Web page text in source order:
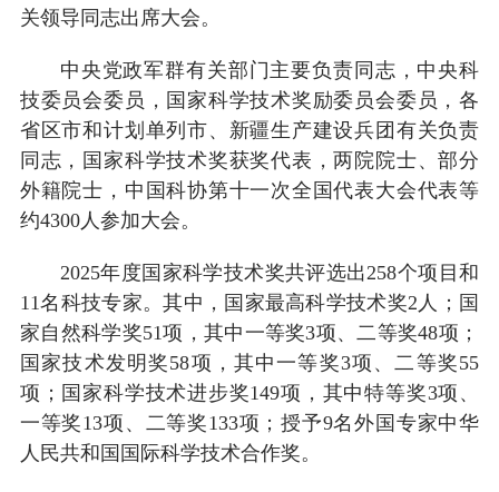
关领导同志出席大会。
中央党政军群有关部门主要负责同志，中央科
技委员会委员，国家科学技术奖励委员会委员，各
省区市和计划单列市、新疆生产建设兵团有关负责
同志，国家科学技术奖获奖代表，两院院士、部分
外籍院士，中国科协第十一次全国代表大会代表等
约4300人参加大会。
2025年度国家科学技术奖共评选出258个项目和
11名科技专家。其中，国家最高科学技术奖2人；国
家自然科学奖51项，其中一等奖3项、二等奖48项；
国家技术发明奖58项，其中一等奖3项、二等奖55
项；国家科学技术进步奖149项，其中特等奖3项、
一等奖13项、二等奖133项；授予9名外国专家中华
人民共和国国际科学技术合作奖。